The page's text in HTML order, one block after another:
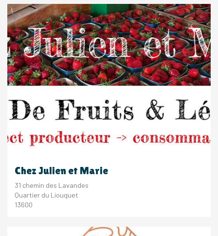
Chez Julien et Marie
31 chemin des Lavandes
Quartier du Liouquet
13600